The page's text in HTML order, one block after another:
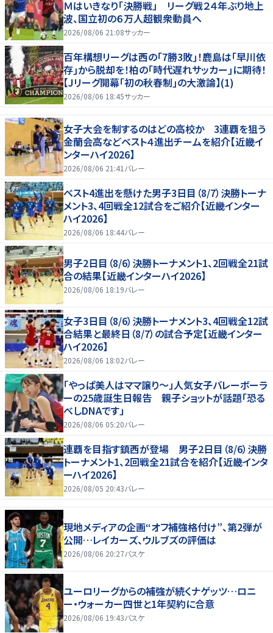
Ｍはいきなり「決勝戦」 リーグ戦２４年ぶり地上
波、国立初の６万人超観衆動員へ
2026/08/06 21:08サッカー
百年構想リーグは西の｢7勝3敗｣！鹿島は｢早川依
存｣から脱却を！柏の｢時代遅れサッカー｣に期待！
【Jリーグ開幕｢初の秋春制｣の大激論】(1)
2026/08/06 18:45サッカー
女子大会を制するのはどの高校か 3連覇を狙う
金蘭会高などベスト４進出チームを紹介【近畿イ
ンターハイ2026】
2026/08/06 21:41 バレー
ベスト4進出を懸けた男子3日目（8/7）決勝トーナ
メント3、4回戦全12試合をご紹介【近畿インター
ハイ2026】
2026/08/06 18:44バレー
男子2日目（8/6）決勝トーナメント1、2回戦全21試
合の結果【近畿インターハイ2026】
2026/08/06 18:19バレー
女子3日目（8/6）決勝トーナメント3、4回戦全12試
合結果と最終日（8/7）の試合予定【近畿インター
ハイ2026】
2026/08/06 18:02バレー
「やっぱ美人はママ譲り～」人気女子バレーボーラ
ーの25歳誕生日報告 親子ショットが話題「恐る
べしDNAです」
2026/08/06 05:20バレー
連覇を目指す鎮西が登場 男子2日目（8/6）決勝
トーナメント1、2回戦全21試合を紹介【近畿インタ
ーハイ2026】
2026/08/05 20:43バレー
現地メディアの企画“オフ補強格付け”、第2弾が
公開…レイカーズ、ウルブズの評価は
2026/08/06 20:27バスケ
ユーロリーグからの補強が続くナゲッツ…ロニ
ー・ウォーカー四世と1年契約に合意
2026/08/06 19:43バスケ